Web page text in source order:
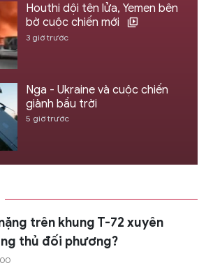
Houthi dội tên lửa, Yemen bên
bờ cuộc chiến mới
3 giờ trước
Nga - Ukraine và cuộc chiến
giành bầu trời
5 giờ trước
trên khung T-72 xuyên
thủ đối phương?